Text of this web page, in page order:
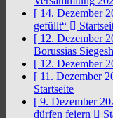
[ 14. Dezember
gefüllt“
[ 12. Dezember
Borussias
[ 12. Dezember
[ 11. Dezember
Startseite
[ 9. Dezember
dürfen feiern